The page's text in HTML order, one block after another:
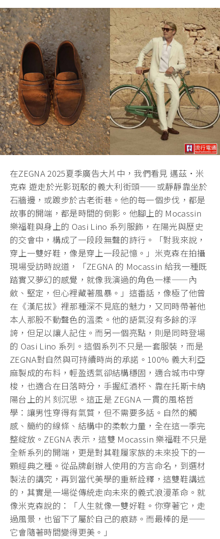
在ZEGNA 2025夏季廣告大片中，我們看見 邁茲·米
克森 遊走於光影斑駁的義大利街頭——或靜靜靠坐於
石牆邊，或踱步於古老街巷。他的每一個步伐，都是
故事的開端，都是時間的倒影。他腳上的 Mocassin
樂福鞋與身上的 Oasi Lino 系列服飾，在陽光與歷史
的交會中，構成了一段段無聲的詩行。「對我來說，
穿上一雙好鞋，像是穿上一段記憶。」米克森在拍攝
現場受訪時說道，「ZEGNA 的 Mocassin 給我一種既
踏實又夢幻的感覺，就像我演過的角色一樣——內
斂、堅定，但心裡藏著風暴。」這番話，像極了他曾
在《漢尼拔》裡那種深不見底的魅力，又同時帶著他
本人那股不動聲色的溫柔。他的語氣沒有多餘的浮
誇，但足以讓人記住。而另一個亮點，則是同時登場
的 Oasi Lino 系列。這個系列不只是一套服裝，而是
ZEGNA對自然與可持續時尚的承諾。100% 義大利亞
麻製成的布料，輕盈透氣卻結構穩固，適合城市中穿
梭，也適合在日落時分，手握紅酒杯、靠在托斯卡納
陽台上的片刻沉思。這正是 ZEGNA 一貫的風格哲
學：讓男性穿得有氣質，但不需要多話。自然的觸
感、簡約的線條、結構中的柔軟力量，全在這一季完
整綻放。ZEGNA 表示，這雙 Mocassin 樂福鞋不只是
全新系列的開端，更是對其鞋履家族的未來投下的一
顆經典之種。從品牌創辦人使用的方言命名，到選材
製法的講究，再到當代美學的重新詮釋，這雙鞋講述
的，其實是一場從傳統走向未來的義式浪漫革命。就
像米克森說的：「人生就像一雙好鞋。你穿著它，走
過風景，也留下了屬於自己的痕跡。而最棒的是——
它會隨著時間變得更美。」